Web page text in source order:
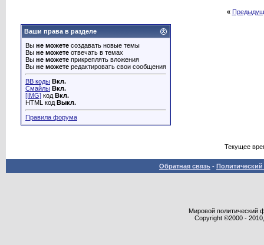
«
Ваши права в разделе
Вы не можете создавать новые темы
Вы не можете отвечать в темах
Вы не можете прикреплять вложения
Вы не можете редактировать свои сообщения
BB коды Вкл.
Смайлы Вкл.
[IMG] код Вкл.
HTML код Выкл.
Правила форума
Текущее
Обратная связь -
Мировой политический
Copyright ©2000 -